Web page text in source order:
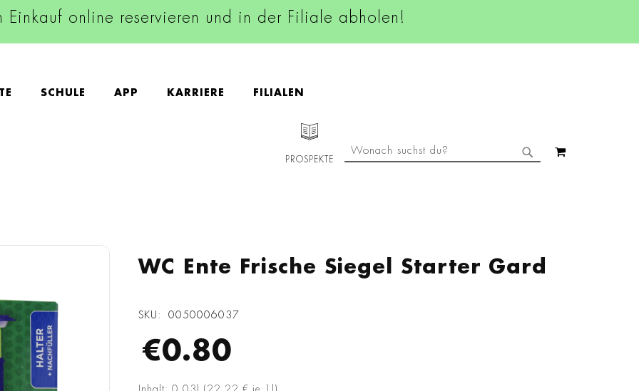
Einkauf online reservieren und in der Filiale abholen!
SCHULE APP KARRIERE FILIALEN
PROSPEKTE
SUCHE
WC Ente Frische Siegel Starter Gard
SKU 0050006037
€0.80
Inhalt: 0.03l (22.22 € je 1l)